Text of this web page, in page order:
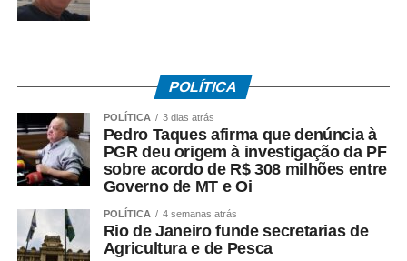
firmado pelo Governo do Estado e afirmou que:
– *A investigação da PF teve origem* na representação
criminal apresentada por seu escritório;
– *O acordo com a Oi foi ilegal*, em sua avaliação;
– *Houve falhas nos critérios* utilizados para definir os
valores envolvidos;
– *O fluxo dos recursos públicos precisa ser esclarecido*
pelas autoridades responsáveis.
POLÍTICA
POLÍTICA 3 dias atrás
Pedro Taques afirma que denúncia à
PGR deu origem à investigação da PF
sobre acordo de R$ 308 milhões entre
Governo de MT e Oi
POLÍTICA 4 semanas atrás
Rio de Janeiro funde secretarias de
Agricultura e de Pesca